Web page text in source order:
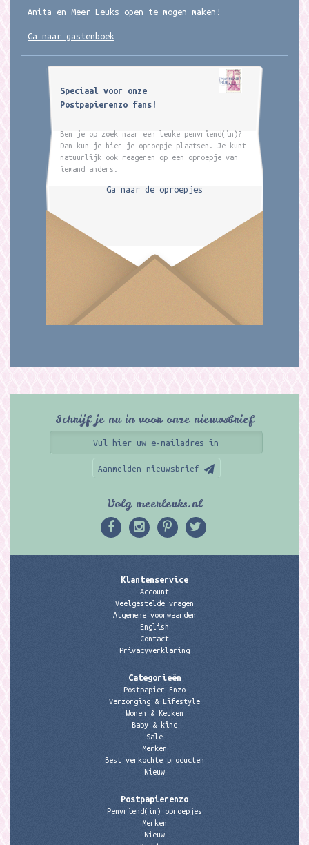
Anita en Meer Leuks open te mogen maken!
Ga naar gastenboek
Speciaal voor onze
Postpapierenzo fans!
Ben je op zoek naar een leuke penvriend(in)?
Dan kun je hier je oproepje plaatsen. Je kunt
natuurlijk ook reageren op een oproepje van
iemand anders.
Ga naar de oproepjes
Schrijf je nu in voor onze nieuwsbrief
Aanmelden nieuwsbrief
Volg meerleuks.nl
Klantenservice
Account
Veelgestelde vragen
Algemene voorwaarden
English
Contact
Privacyverklaring
Categorieën
Postpapier Enzo
Verzorging & Lifestyle
Wonen & Keuken
Baby & kind
Sale
Merken
Best verkochte producten
Nieuw
Postpapierenzo
Penvriend(in) oproepjes
Merken
Nieuw